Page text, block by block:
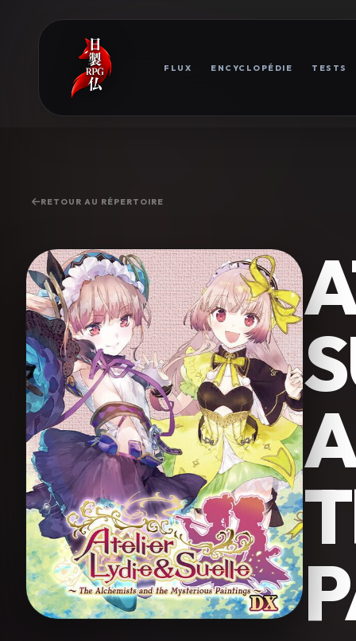
FLUX ENCYCLOPÉDIE TESTS
RETOUR AU RÉPERTOIRE